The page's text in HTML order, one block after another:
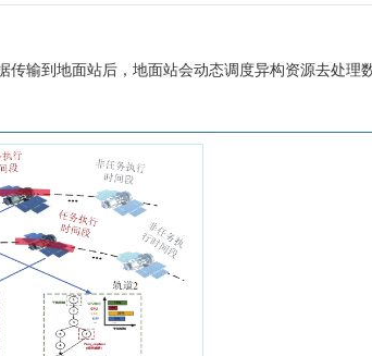
输到地面站后，地面站会动态调度异构资源去处理